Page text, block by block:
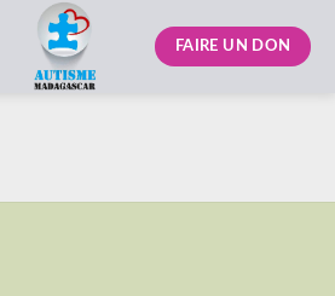
FAIRE UN DON